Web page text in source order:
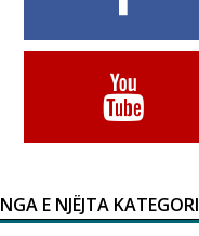
NGA E NJËJTA KATEGORI